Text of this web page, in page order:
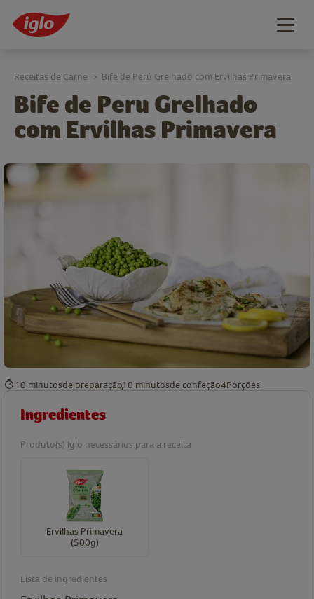
Bife de Peru Grelhado
com Ervilhas Primavera
Receitas de Carne > Bife de Perú Grelhado com Ervilhas Primavera
10 minutosde preparação10 minutosde confeção4Porções
Ingredientes
Produto(s) Iglo necessários para a receita
Ervilhas Primavera
(500g)
Lista de ingredientes